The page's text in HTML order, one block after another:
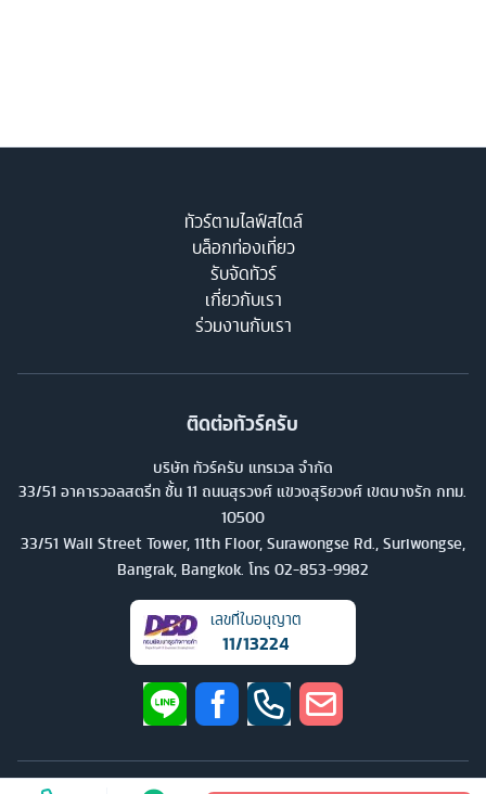
ทัวร์ตามไลฟ์สไตล์
บล็อกท่องเที่ยว
รับจัดทัวร์
เกี่ยวกับเรา
ร่วมงานกับเรา
ติดต่อทัวร์ครับ
บริษัท ทัวร์ครับ แทรเวล จำกัด
33/51 อาคารวอลสตรีท ชั้น 11 ถนนสุรวงศ์ แขวงสุริยวงศ์ เขตบางรัก กทม.
10500
33/51 Wall Street Tower, 11th Floor, Surawongse Rd., Suriwongse,
Bangrak, Bangkok. โทร 02-853-9982
เลขที่ใบอนุญาต
11/13224